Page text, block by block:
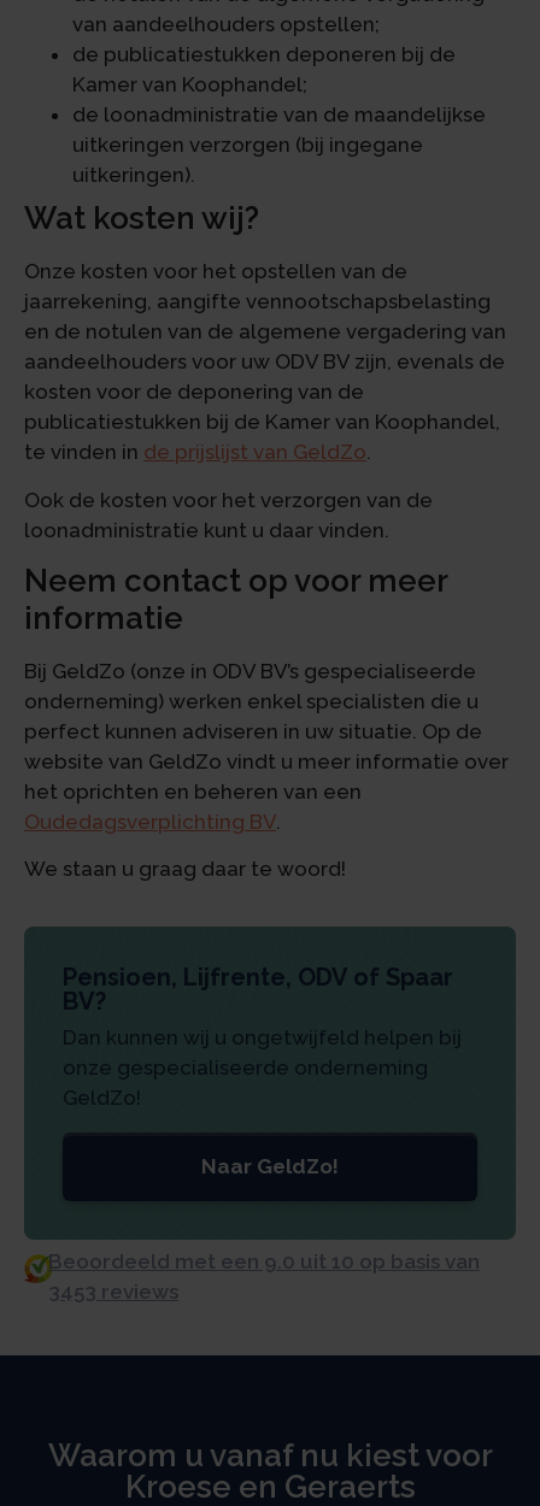
van aandeelhouders opstellen;
de publicatiestukken deponeren bij de
Kamer van Koophandel;
de loonadministratie van de maandelijkse
uitkeringen verzorgen (bij ingegane
uitkeringen).
Wat kosten wij?
Onze kosten voor het opstellen van de
jaarrekening, aangifte vennootschapsbelasting
en de notulen van de algemene vergadering van
aandeelhouders voor uw ODV BV zijn, evenals de
kosten voor de deponering van de
publicatiestukken bij de Kamer van Koophandel,
te vinden in de prijslijst van GeldZo.
Ook de kosten voor het verzorgen van de
loonadministratie kunt u daar vinden.
Neem contact op voor meer
informatie
Bij GeldZo (onze in ODV BV’s gespecialiseerde
onderneming) werken enkel specialisten die u
perfect kunnen adviseren in uw situatie. Op de
website van GeldZo vindt u meer informatie over
het oprichten en beheren van een
Oudedagsverplichting BV
We staan u graag daar te woord!
Pensioen, Lijfrente, ODV of Spaar
BV?
Dan kunnen wij u ongetwijfeld helpen bij
onze gespecialiseerde onderneming
GeldZo!
Naar GeldZo!
Beoordeeld met een 9.0 uit 10 op basis van
3453 reviews
Waarom u vanaf nu kiest voor
Kroese en Geraerts